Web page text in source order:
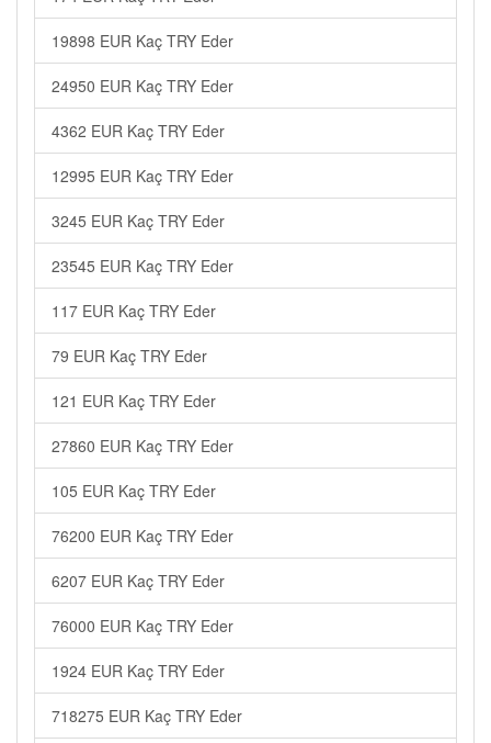
19898 EUR Kaç TRY Eder
24950 EUR Kaç TRY Eder
4362 EUR Kaç TRY Eder
12995 EUR Kaç TRY Eder
3245 EUR Kaç TRY Eder
23545 EUR Kaç TRY Eder
117 EUR Kaç TRY Eder
79 EUR Kaç TRY Eder
121 EUR Kaç TRY Eder
27860 EUR Kaç TRY Eder
105 EUR Kaç TRY Eder
76200 EUR Kaç TRY Eder
6207 EUR Kaç TRY Eder
76000 EUR Kaç TRY Eder
1924 EUR Kaç TRY Eder
718275 EUR Kaç TRY Eder